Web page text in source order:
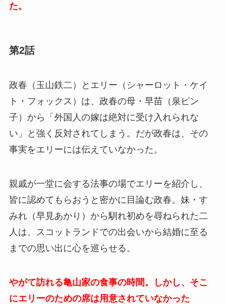
た。
第2話
政春（玉山鉄二）とエリー（シャーロット・ケイ
ト・フォックス）は、政春の母・早苗（泉ピン
子）から「外国人の嫁は絶対に受け入れられな
い」と強く反対されてしまう。だが政春は、その
事実をエリーには伝えていなかった。
親戚が一堂に会する法事の場でエリーを紹介し、
皆に認めてもらおうと密かに目論む政春。妹・す
みれ（早見あかり）から馴れ初めを尋ねられた二
人は、スコットランドでの出会いから結婚に至る
までの思い出に心を巡らせる。
やがて訪れる亀山家の食事の時間。しかし、そこ
にエリーのための席は用意されていなかった